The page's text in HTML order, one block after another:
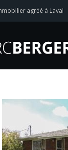
agréé à Laval